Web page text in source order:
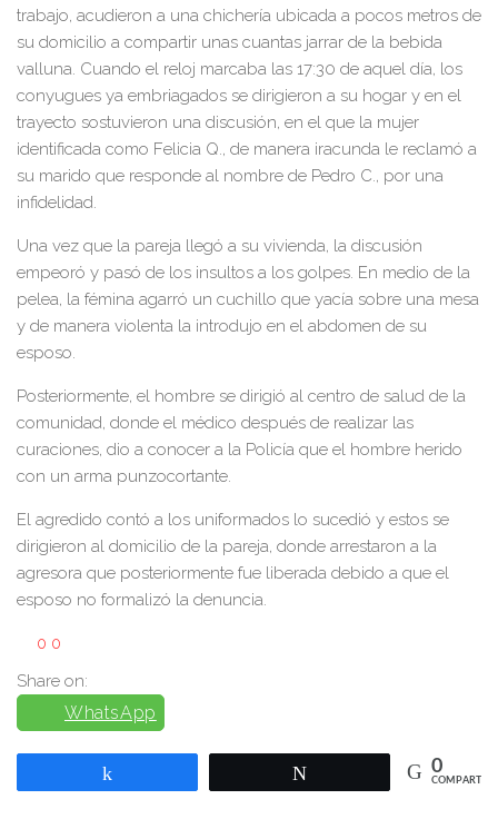
trabajo, acudieron a una chichería ubicada a pocos metros de
su domicilio a compartir unas cuantas jarrar de la bebida
valluna. Cuando el reloj marcaba las 17:30 de aquel día, los
conyugues ya embriagados se dirigieron a su hogar y en el
trayecto sostuvieron una discusión, en el que la mujer
identificada como Felicia Q., de manera iracunda le reclamó a
su marido que responde al nombre de Pedro C., por una
infidelidad.
Una vez que la pareja llegó a su vivienda, la discusión
empeoró y pasó de los insultos a los golpes. En medio de la
pelea, la fémina agarró un cuchillo que yacía sobre una mesa
y de manera violenta la introdujo en el abdomen de su
esposo.
Posteriormente, el hombre se dirigió al centro de salud de la
comunidad, donde el médico después de realizar las
curaciones, dio a conocer a la Policía que el hombre herido
con un arma punzocortante.
El agredido contó a los uniformados lo sucedió y estos se
dirigieron al domicilio de la pareja, donde arrestaron a la
agresora que posteriormente fue liberada debido a que el
esposo no formalizó la denuncia.
0 0
Share on:
WhatsApp
0
COMPARTIR